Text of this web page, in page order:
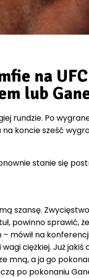
na
lub
rundzie. Po
koncie sześć
stanie się
szansę.
powinno
mówił na
ciężkiej. Już jakiś
mną, a ja go
po pokonaniu